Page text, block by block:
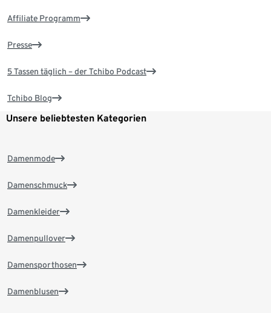
Affiliate Programm
Presse
5 Tassen täglich – der Tchibo Podcast
Tchibo Blog
Unsere beliebtesten Kategorien
Damenmode
Damenschmuck
Damenkleider
Damenpullover
Damensporthosen
Damenblusen